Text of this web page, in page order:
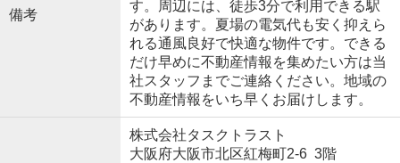
備考
す。周辺には、徒歩3分で利用できる駅
があります。夏場の電気代も安く抑えら
れる通風良好で快適な物件です。できる
だけ早めに不動産情報を集めたい方は当
社スタッフまでご連絡ください。地域の
不動産情報をいち早くお届けします。
株式会社タスクトラスト
大阪府大阪市北区紅梅町2-6 3階